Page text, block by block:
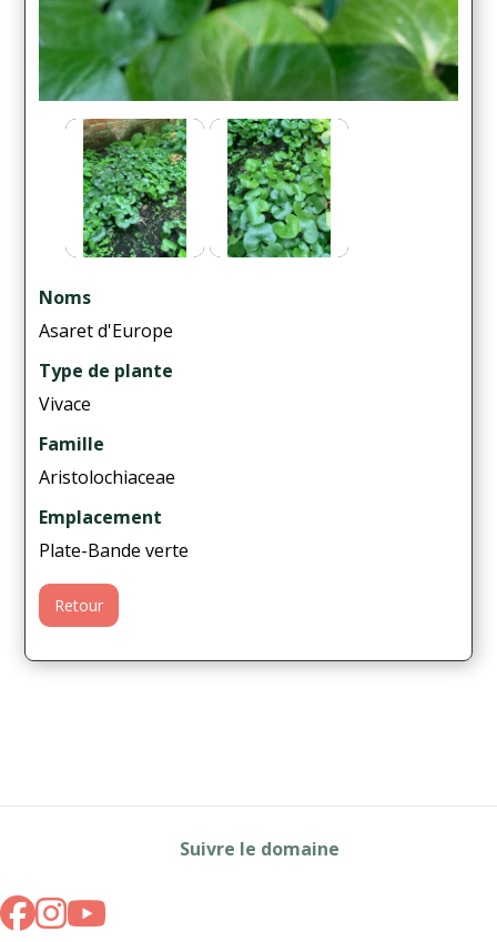
Noms
Asaret d'Europe
Type de plante
Vivace
Famille
Aristolochiaceae
Emplacement
Plate-Bande verte
Retour
Suivre le domaine